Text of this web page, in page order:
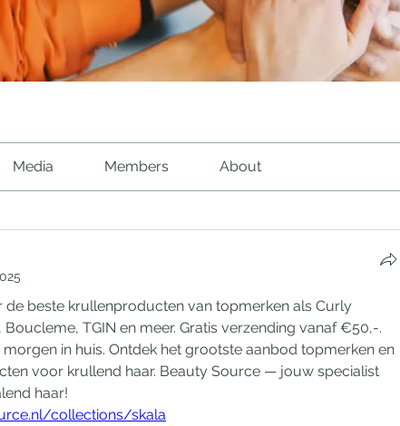
Media Members About
de beste krullenproducten van topmerken als Curly
TGIN en meer. Gratis verzending vanaf €50,-.
in huis. Ontdek het grootste aanbod topmerken en
voor krullend haar. Beauty Source — jouw specialist
haar!
collections/skala